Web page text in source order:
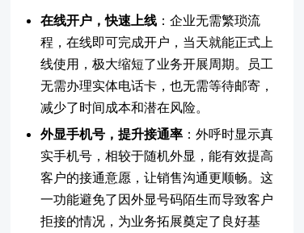
在线开户，快速上线 ：企业无需繁琐流
程，在线即可完成开户，当天就能正式上
线使用，极大缩短了业务开展周期。员工
无需办理实体电话卡，也无需等待邮寄，
减少了时间成本和潜在风险。
外显手机号，提升接通率 ：外呼时显示真
实手机号，相较于随机外显，能有效提高
客户的接通意愿，让销售沟通更顺畅。这
一功能避免了因外显号码陌生而导致客户
拒接的情况，为业务拓展奠定了良好基